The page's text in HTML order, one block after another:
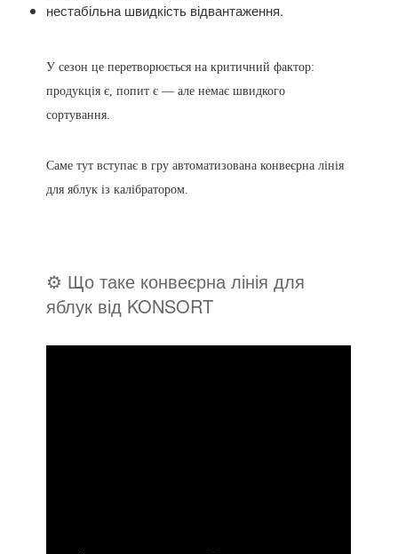
нестабільна швидкість відвантаження.
У сезон це перетворюється на критичний фактор:
продукція є, попит є — але немає швидкого
сортування.
Саме тут вступає в гру автоматизована конвеєрна лінія
для яблук із калібратором.
⚙️ Що таке конвеєрна лінія для
яблук від KONSORT